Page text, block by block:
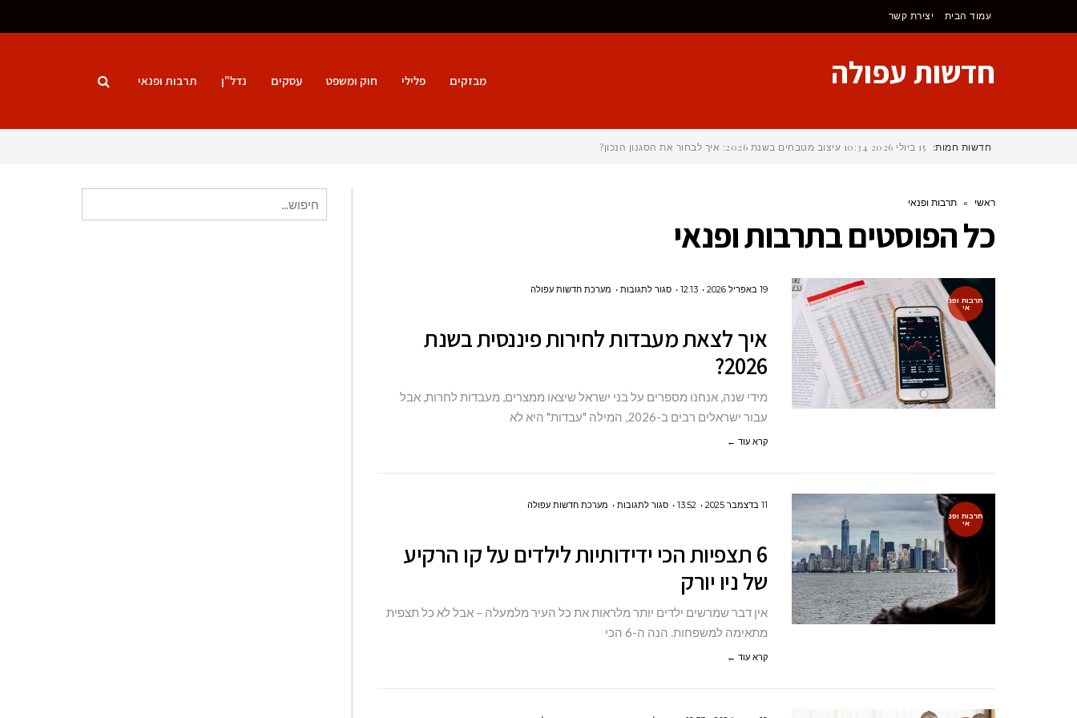
עמוד הבית יצירת קשר
חדשות עפולה מבזקים פלילי חוק ומשפט עסקים נדל"ן תרבות ופנאי
חדשות חמות: 15 ביולי 2026 10:34 עיצוב מטבחים בשנת 2026: איך לבחור את הסגנון הנכון?
ראשי » תרבות ופנאי
כל הפוסטים בתרבות ופנאי
תרבות ופנ
אי
19 באפריל 2026 12:13 סגור לתגובותעל
לצאת
פיננסית
בשנת
מערכת חדשות עפולה
איך לצאת מעבדות לחירות פיננסית בשנת
2026?
מידי שנה, אנחנו מספרים על בני ישראל שיצאו ממצרים, מעבדות לחרות, אבל
עבור ישראלים רבים ב-2026, המילה "עבדות" היא לא
קרא עוד ←
תרבות ופנ
אי
11 בדצמבר 2025 13:52 סגור לתגובותעל
תצפיות
לילדים
על
מערכת חדשות עפולה
6 תצפיות הכי ידידותיות לילדים על קו הרקיע
של ניו יורק
אין דבר שמרשים ילדים יותר מלראות את כל העיר מלמעלה – אבל לא כל תצפית
מתאימה למשפחות. הנה ה-6 הכי
קרא עוד ←
עבור: